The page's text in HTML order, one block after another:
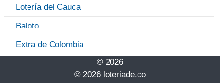
Lotería del Cauca
Baloto
Extra de Colombia
© 2026
© 2026 loteriade.co